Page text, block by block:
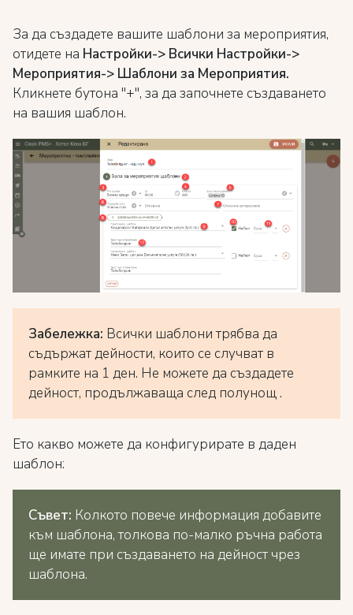
За да създадете вашите шаблони за мероприятия,
отидете на Настройки-> Всички Настройки->
Мероприятия-> Шаблони за Мероприятия.
Кликнете бутона "+", за да започнете създаването
на вашия шаблон.
Забележка: Всички шаблони трябва да
съдържат дейности, които се случват в
рамките на 1 ден. Не можете да създадете
дейност, продължаваща след полунощ .
Ето какво можете да конфигурирате в даден
шаблон:
Съвет: Колкото повече информация добавите
към шаблона, толкова по-малко ръчна работа
ще имате при създаването на дейност чрез
шаблона.